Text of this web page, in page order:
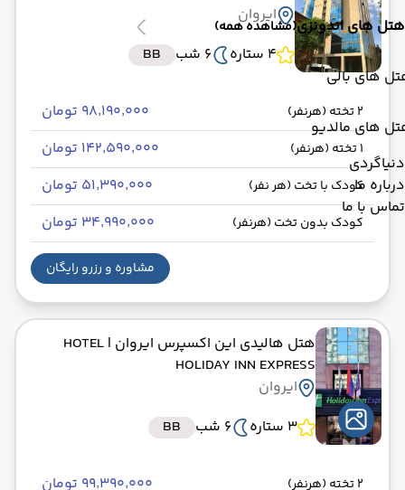
هتل های اندونزی(مشاهده همه)
های بالی
های مالدیو
دنیاگردی
درباره ما
تماس با ما
ایروان
4 ستاره
6 شب BB
2 تخته (هرنفر) ۹۸٬۱۹۰٬۰۰۰ تومان
1 تخته (هرنفر) ۱۴۲٬۵۹۰٬۰۰۰ تومان
کودک با تخت (هر نفر) ۵۱٬۳۹۰٬۰۰۰ تومان
کودک بدون تخت (هرنفر) ۳۴٬۹۹۰٬۰۰۰ تومان
مشاوره و رزرو رایگان
هتل هالیدی این اکسپرس ایروان | HOTEL
HOLIDAY INN EXPRESS
ایروان
3 ستاره
6 شب BB
2 تخته (هرنفر) ۹۹٬۳۹۰٬۰۰۰ تومان